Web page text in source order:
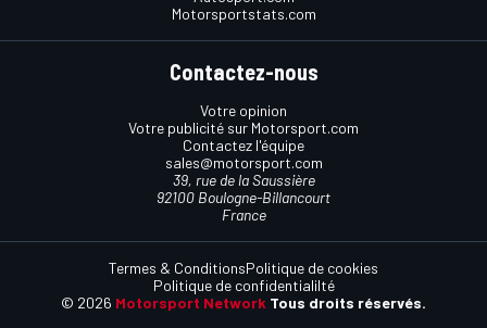
Motorsportstats.com
Contactez-nous
Votre opinion
Votre publicité sur Motorsport.com
Contactez l'équipe
sales@motorsport.com
39, rue de la Saussière
92100 Boulogne-Billancourt
France
© 2026 Motorsport Network Tous droits réservés.
Termes & ConditionsPolitique de cookies
Politique de confidentialilté